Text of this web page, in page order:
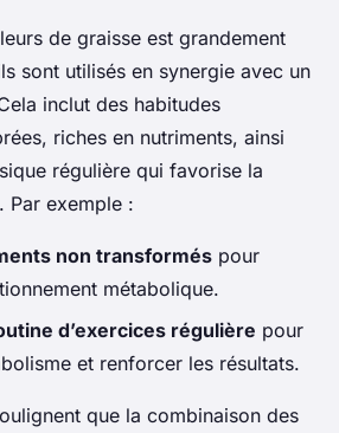
de graisse est grandement
sont utilisés en synergie avec un
inclut des habitudes
riches en nutriments, ainsi
régulière qui favorise la
Par exemple :
non transformés pour
métabolique.
d’exercices régulière pour
et renforcer les résultats.
que la combinaison des